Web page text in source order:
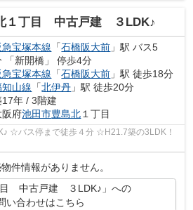
１丁目 中古戸建 ３LDK♪
急宝塚本線 「石橋阪大前 」駅 バス5
「新開橋」 停歩4分
急宝塚本線 「石橋阪大前 」駅 徒歩18分
知山線 「北伊丹 」駅 徒歩20分
17年 / 3階建
阪府池田市豊島北 １丁目
☆バス停まで徒歩４分 ☆H21.7築の3LDK！
件情報がありません。
目 中古戸建 ３LDK♪」への
い合わせはこちら